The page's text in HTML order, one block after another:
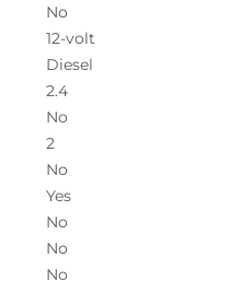
No
12-volt
Diesel
2.4
No
2
No
Yes
No
No
No